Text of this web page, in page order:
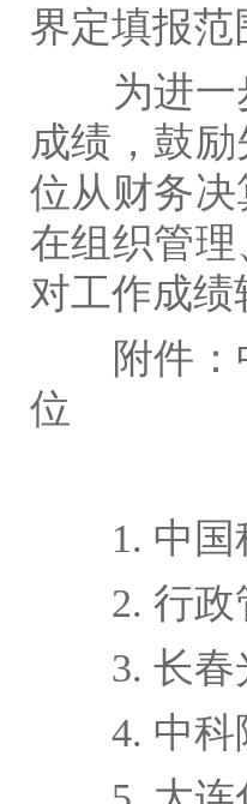
界定填报
为进
成绩，鼓
位从财务
在组织管
对工作成绩
附件
位
1. 中国
2. 行政
3. 长春
4. 中科